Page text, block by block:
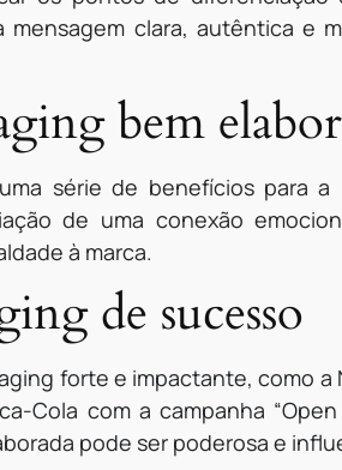
clara, autêntica e
bem
série de benefícios para
de uma conexão
à marca.
de sucesso
forte e impactante, como a
Cola com a campanha “Open
pode ser poderosa e